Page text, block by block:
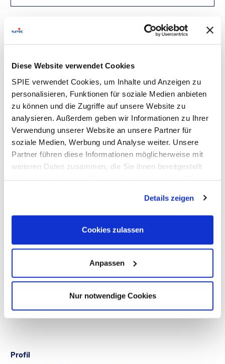
Diese Website verwendet Cookies
SPIE verwendet Cookies, um Inhalte und Anzeigen zu
personalisieren, Funktionen für soziale Medien anbieten
zu können und die Zugriffe auf unsere Website zu
analysieren. Außerdem geben wir Informationen zu Ihrer
Verwendung unserer Website an unsere Partner für
soziale Medien, Werbung und Analyse weiter. Unsere
Partner führen diese Informationen möglicherweise mit
weiteren Daten zusammen, die Sie ihnen bereitgestellt
Verarbeitung Ihrer Daten in den USA ein. Alle weiteren
Informationen zu Cookies finden Sie in unseren
Datenschutzhinweisen.
Details zeigen
Cookies zulassen
Anpassen
Nur notwendige Cookies
Du suchst ein spannendes, abwechslungsreiches
Arbeitsumfeld im Rückbau von Kernkraftwerken, Nuclear
Technology, Kraftwerken und Industrieanlagen?
Monteur Rückbau Kernkraftwerk - Schlosser,
Rückbau Kernkraftwerke Nuclear Technology
Einsatzort: Neckarwestheim
Kennziffer: 2025-1365
Arbeitszeit: Vollzeit (unbefristet)
Aufgaben
Du erledigst Demontage-, Dekontaminations- und
Nachzerlegungsarbeiten von Anlagen, Oberflächen,
Einzelteilen
Du führst Schweißarbeiten sowie Abfräsarbeiten an
Böden und Wänden durch
Schlosserarbeiten aus
Du arbeitest u.a. auch in Dekontaminationsboxen und in
Strahlenschutzbereichen
Du reinigst Reststoffe, sortierst diese und führst sie in
Profil